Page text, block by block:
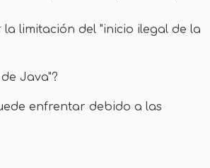
limitación del "inicio ilegal de la
Java"?
enfrentar debido a las